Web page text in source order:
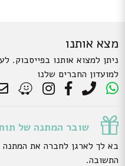
מצא אותנו
ניתן למצוא אותנו בפייסבוק.
למועדון החברים שלנו
שובר המתנה של
בא לך לארגן לחברה את
התשובה.